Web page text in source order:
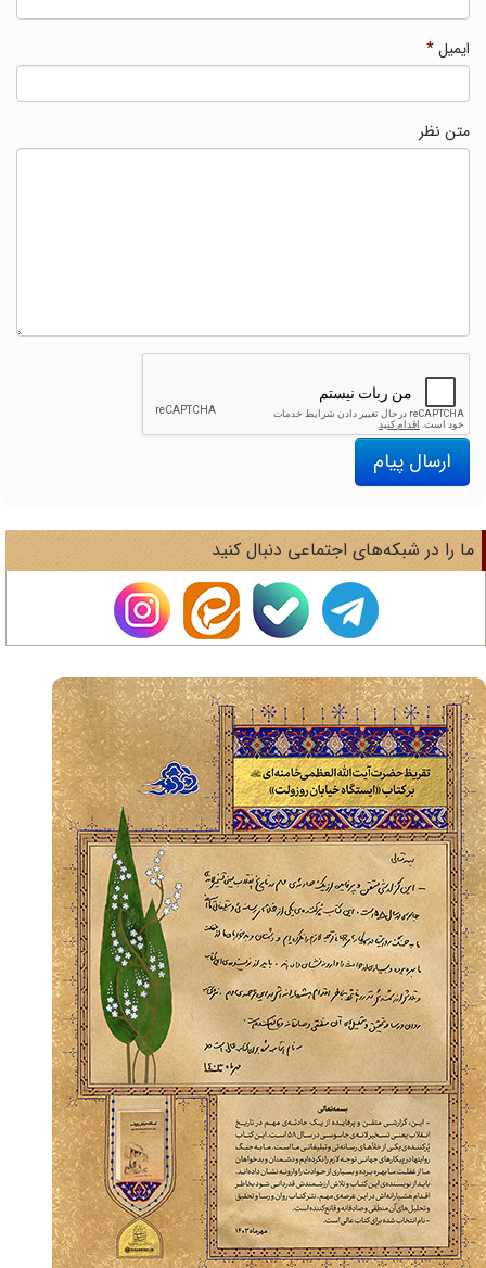
ایمیل*
متن نظر
ارسال پیام
را در شبکه‌های اجتماعی دنبال کنید